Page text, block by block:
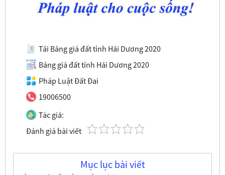
Tải Bảng giá đất tỉnh Hải Dương 2020
Bảng giá đất tỉnh Hải Dương 2020
Pháp Luật Đất Đai
19006500
Tác giả:
Đánh giá bài viết
Mục lục bài viết